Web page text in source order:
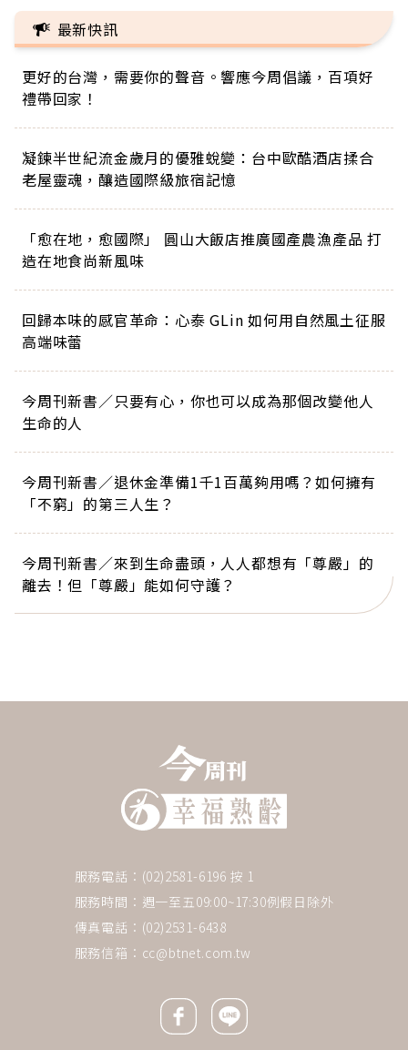
最新快訊
更好的台灣，需要你的聲音。響應今周倡議，百項好
禮帶回家！
凝鍊半世紀流金歲月的優雅蛻變：台中歐酷酒店揉合
老屋靈魂，釀造國際級旅宿記憶
「愈在地，愈國際」 圓山大飯店推廣國產農漁產品 打
造在地食尚新風味
回歸本味的感官革命：心泰 GLin 如何用自然風土征服
高端味蕾
今周刊新書／只要有心，你也可以成為那個改變他人
生命的人
今周刊新書／退休金準備1千1百萬夠用嗎？如何擁有
「不窮」的第三人生？
今周刊新書／來到生命盡頭，人人都想有「尊嚴」的
離去！但「尊嚴」能如何守護？
服務電話：(02)2581-6196 按 1
服務時間：週一至五09:00~17:30例假日除外
傳真電話：(02)2531-6438
服務信箱： cc@btnet.com.tw
Facebook icon
Line icon